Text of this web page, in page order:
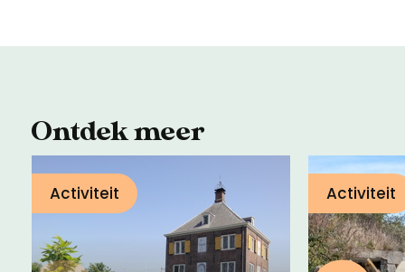
Ontdek meer
Activiteit Activiteit